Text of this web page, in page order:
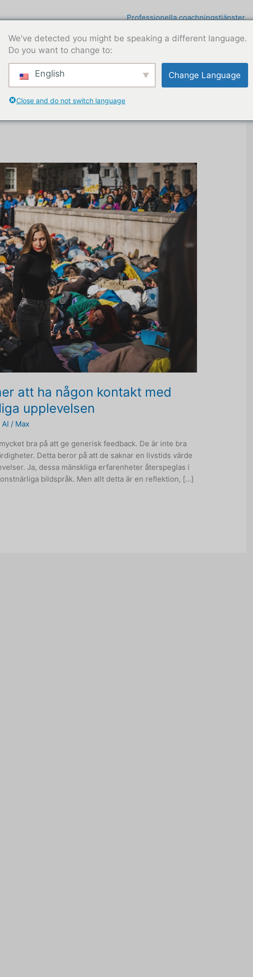
Professionella coachningstjänster
att ha någon kontakt med
upplevelsen
/ Max
bra på att ge generisk feedback. De är inte bra
Detta beror på att de saknar en livstids värde
Ja, dessa mänskliga erfarenheter återspeglas i
bildspråk. Men allt detta är en reflektion, [...]
We've detected you might be speaking a different language.
Do you want to change to:
English Change Language
Close and do not switch language